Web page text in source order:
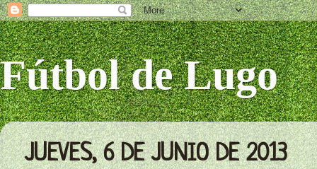
Fútbol de Lugo
JUEVES, 6 DE JUNIO DE 2013